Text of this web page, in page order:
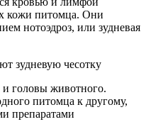
кожи питомца. Они
нотоэдроз, или зудневая
зудневую чесотку
и головы животного.
питомца к другому,
препаратами